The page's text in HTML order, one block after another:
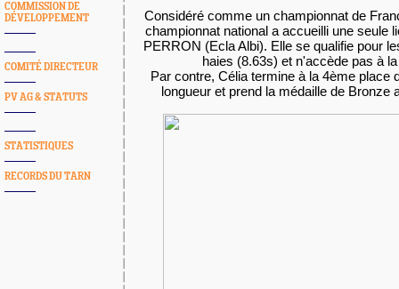
COMMISSION DE
DÉVELOPPEMENT
COMITÉ DIRECTEUR
PV AG & STATUTS
STATISTIQUES
RECORDS DU TARN
Considéré comme un championnat de
championnat national a accueilli une seule
PERRON (Ecla Albi). Elle se qualifie pour
haies (8.63s) et n'accède pas à
Par contre, Célia termine à la 4ème place
longueur et prend la médaille de Bronze